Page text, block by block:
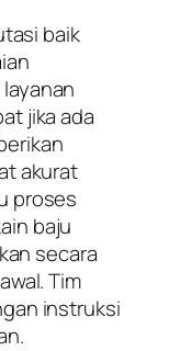
baik
jika ada
akurat
proses
baju
secara
Tim
instruksi